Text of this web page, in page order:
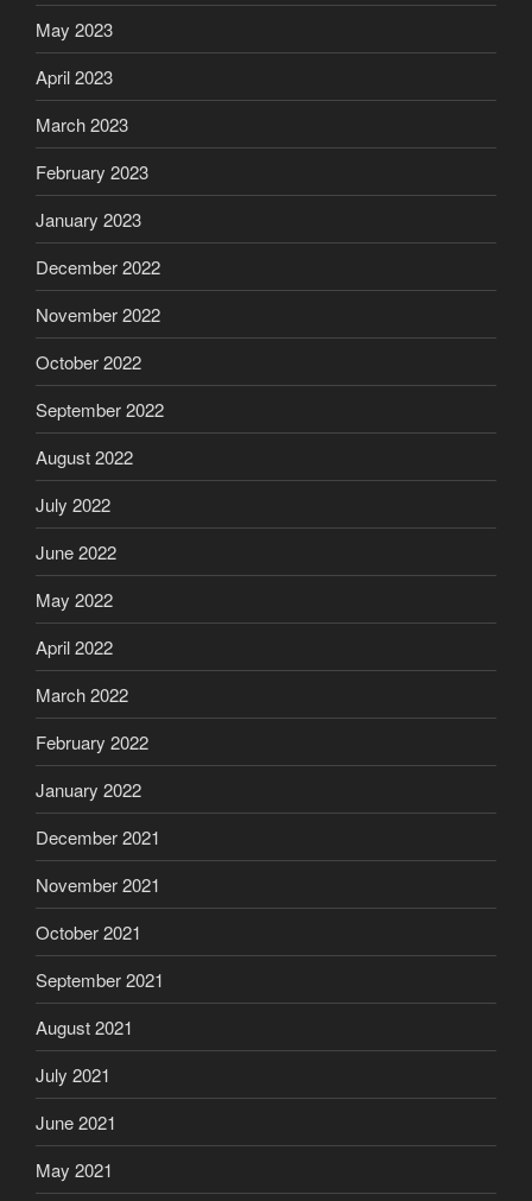
May 2023
April 2023
March 2023
February 2023
January 2023
December 2022
November 2022
October 2022
September 2022
August 2022
July 2022
June 2022
May 2022
April 2022
March 2022
February 2022
January 2022
December 2021
November 2021
October 2021
September 2021
August 2021
July 2021
June 2021
May 2021